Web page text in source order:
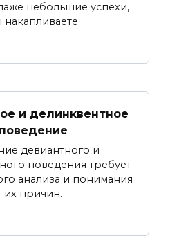
небольшие успехи,
накапливаете
и делинквентное
поведение
девиантного и
поведения требует
анализа и понимания
их причин.